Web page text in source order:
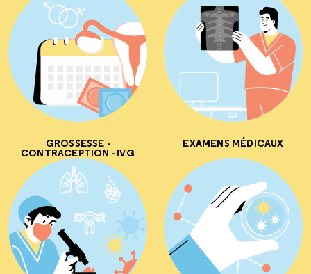
GROSSESSE -
CONTRACEPTION - IVG
EXAMENS MÉDICAUX